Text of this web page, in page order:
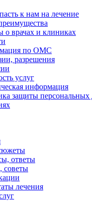
к нам на лечение
о врачах и клиниках
по ОМС
разрешения
услуг
информация
защиты
ответы
советы
лечения